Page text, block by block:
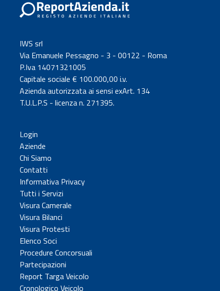
IWS srl
Via Emanuele Pessagno - 3 - 00122 - Roma
P.Iva 14071321005
Capitale sociale € 100.000,00 i.v.
Azienda autorizzata ai sensi exArt. 134
T.U.L.P.S - licenza n. 271395.
Login
Aziende
Chi Siamo
Contatti
Informativa Privacy
Tutti i Servizi
Visura Camerale
Visura Bilanci
Visura Protesti
Elenco Soci
Procedure Concorsuali
Partecipazioni
Report Targa Veicolo
Cronologico Veicolo